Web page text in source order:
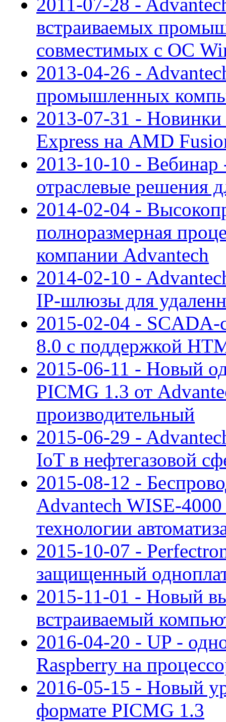
2011-07-28 -
встраиваемых
совместимых с ОС
2013-04-26 -
промышленных
2013-07-31 -
Express на AMD
2013-10-10 -
отраслевые решения
2014-02-04 -
полноразмерная
компании Advantech
2014-02-10 -
IP-шлюзы для
2015-02-04 - SCADA-
8.0 с поддержкой
2015-06-11 - Новый
PICMG 1.3 от
производительный
2015-06-29 -
IoT в нефтегазовой
2015-08-12 -
Advantech WISE-
технологии
2015-10-07 -
защищенный
2015-11-01 - Новый
встраиваемый
2016-04-20 - UP -
Raspberry на
2016-05-15 - Новый
формате PICMG 1.3